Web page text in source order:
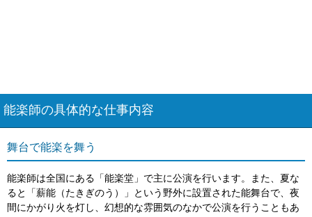
能楽師の具体的な仕事内容
舞台で能楽を舞う
能楽師は全国にある「能楽堂」で主に公演を行います。また、夏な
ると「薪能（たきぎのう）」という野外に設置された能舞台で、夜
間にかがり火を灯し、幻想的な雰囲気のなかで公演を行うこともあ